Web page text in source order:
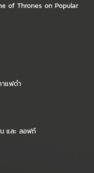
of Thrones on Popular
าแฟดำ
และ ลอฟท์